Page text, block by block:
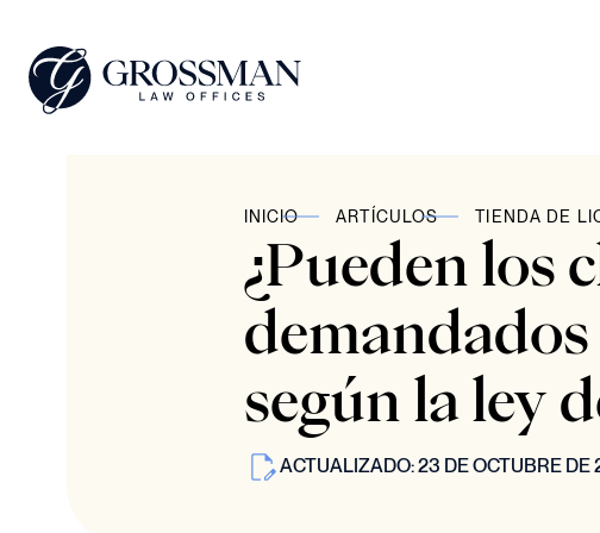
INICIO ARTÍCULOS TIENDA DE
¿Pueden los
según la ley
ACTUALIZADO: 23 DE OCTUBRE DE